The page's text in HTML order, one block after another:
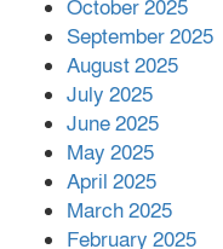
October 2025
September 2025
August 2025
July 2025
June 2025
May 2025
April 2025
March 2025
February 2025